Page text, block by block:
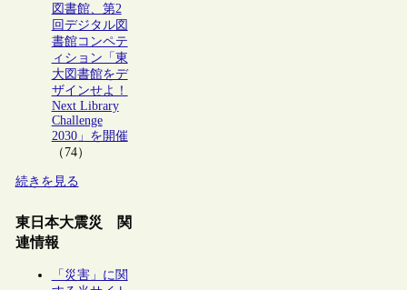
図書館、第2
回デジタル図
書館コンペテ
ィション「東
大図書館をデ
ザインせよ！
Next Library
Challenge
2030」を開催
（74）
続きを見る
東日本大震災 関
連情報
「災害」に関